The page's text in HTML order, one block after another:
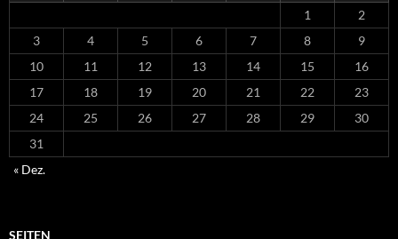
1
2
3
4 5 6 7 8
9
10
11 12 13 14 15
16
17
18 19 20 21 22
23
24
25 26 27 28 29
30
31
« Dez.
SEITEN